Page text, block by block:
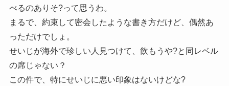
べるのありそ?って思うわ。
まるで、約束して密会したような書き方だけど、偶然あ
っただけでしょ。
せいじが海外で珍しい人見つけて、飲もうや?と同レベル
の席じゃない？
この件で、特にせいじに悪い印象はないけどな?